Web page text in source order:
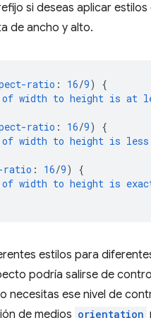
si deseas aplicar estilos
de ancho y alto.
ratio : 16/9)
{
of width to height is at
ratio : 16/9)
{
of width to height is less
ratio : 16/9)
{
of width to height is
estilos para
podría salirse de
necesitas ese nivel de
de medios orientation